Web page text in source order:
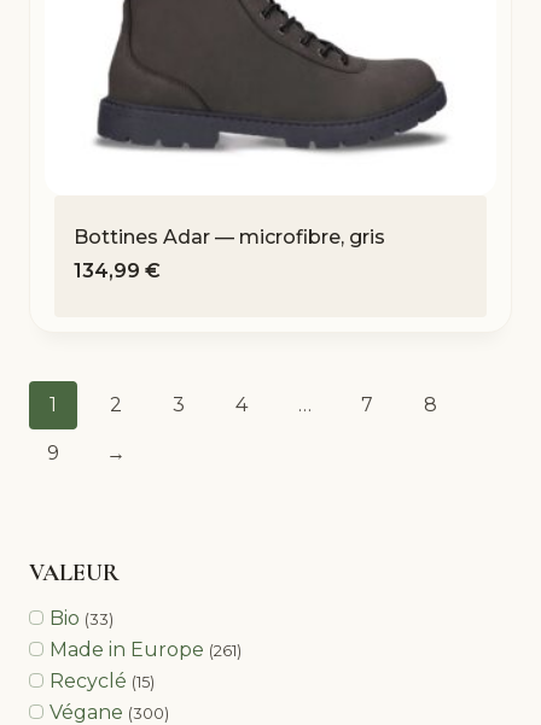
Bottines Adar — microfibre, gris
134,99 €
1 2 3 4 … 7 8
9 →
VALEUR
Bio (33)
Made in Europe (261)
Recyclé (15)
Végane (300)